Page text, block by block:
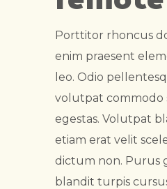
Porttitor rhoncus
enim praesent
leo. Odio
volutpat commodo
egestas. Volutpat
etiam erat velit
dictum non. Purus
blandit turpis